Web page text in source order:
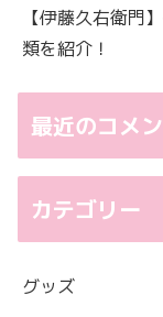
【伊藤久右衛門
類を紹介！
最近のコメ
カテゴリー
グッズ